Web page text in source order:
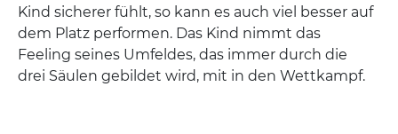
Kind sicherer fühlt, so kann es auch viel besser auf
dem Platz performen. Das Kind nimmt das
Feeling seines Umfeldes, das immer durch die
drei Säulen gebildet wird, mit in den Wettkampf.